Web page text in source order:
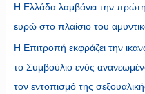
Η Ελλάδα λαμβάνει την
ευρώ στο πλαίσιο του
Η Επιτροπή εκφράζει την
το Συμβούλιο ενός
τον εντοπισμό της